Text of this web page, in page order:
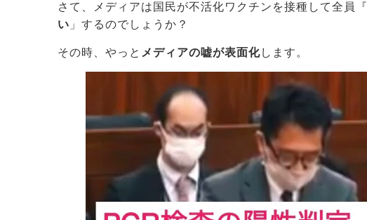
さて、メディアは国民が不活化ワクチンを接種して全員『
い 」するのでしょうか？
その時、やっと メディアの嘘が表面化します。